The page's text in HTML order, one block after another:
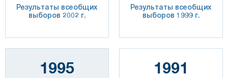
Результаты всеобщих
выборов 2002 г.
Результаты всеобщих
выборов 1999 г.
1995 1991